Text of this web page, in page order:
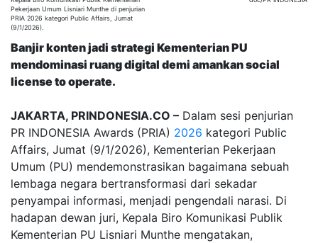
Pekerjaan Umum Lisniari Munthe di penjurian
PRIA 2026 kategori Public Affairs, Jumat
(9/1/2026).
Banjir konten jadi strategi Kementerian PU
mendominasi ruang digital demi amankan social
license to operate.
JAKARTA, PRINDONESIA.CO – Dalam sesi penjurian
PR INDONESIA Awards (PRIA) 2026 kategori Public
Affairs, Jumat (9/1/2026), Kementerian Pekerjaan
Umum (PU) mendemonstrasikan bagaimana sebuah
lembaga negara bertransformasi dari sekadar
penyampai informasi, menjadi pengendali narasi. Di
hadapan dewan juri, Kepala Biro Komunikasi Publik
Kementerian PU Lisniari Munthe mengatakan,